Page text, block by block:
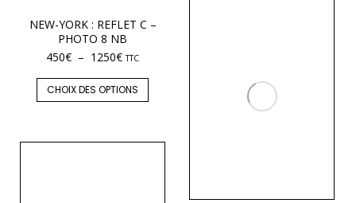
NEW-YORK : REFLET C –
PHOTO 8 NB
450€ – 1250€ TTC
CHOIX DES OPTIONS